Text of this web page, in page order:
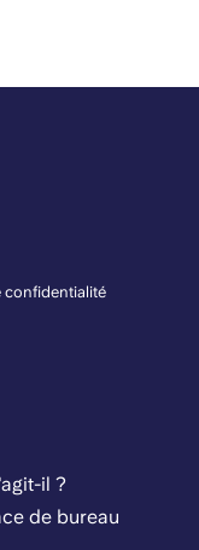
confidentialité
il ?
de bureau